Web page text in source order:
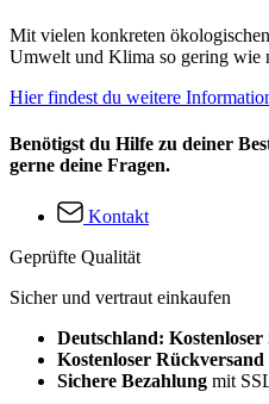
Mit vielen konkreten
Umwelt und Klima so gering wie
Hier findest du weitere
Benötigst du Hilfe zu deiner
gerne deine Fragen.
Kontakt
Geprüfte Qualität
Sicher und vertraut einkaufen
Deutschland:
Kostenloser Rückversand
Sichere Bezahlung mit